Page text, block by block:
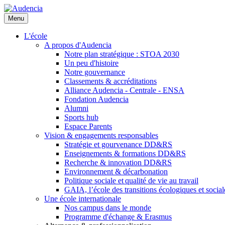
Aller
au
contenu
principal
Menu
L'école
A propos d'Audencia
Notre plan stratégique : STOA 2030
Un peu d'histoire
Notre gouvernance
Classements & accréditations
Alliance Audencia - Centrale - ENSA
Fondation Audencia
Alumni
Sports hub
Espace Parents
Vision & engagements responsables
Stratégie et gourvenance DD&RS
Enseignements & formations DD&RS
Recherche & innovation DD&RS
Environnement & décarbonation
Politique sociale et qualité de vie au travail
GAIA, l’école des transitions écologiques et
Une école internationale
Nos campus dans le monde
Programme d'échange & Erasmus